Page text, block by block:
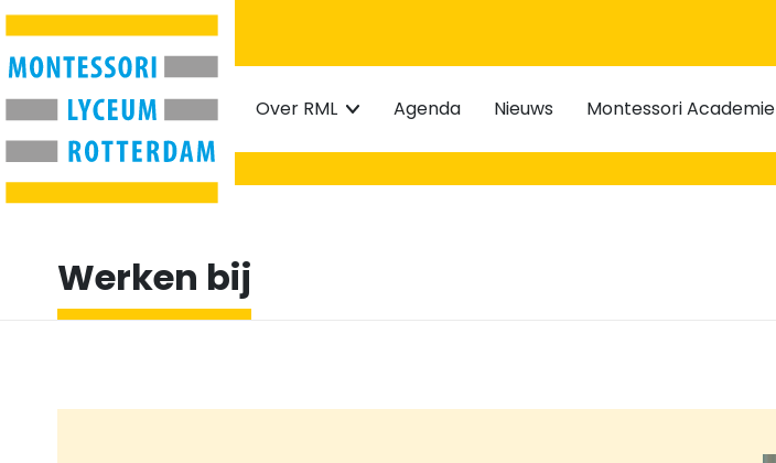
Over RML Agenda Nieuws Montessori Academie
Werken bij